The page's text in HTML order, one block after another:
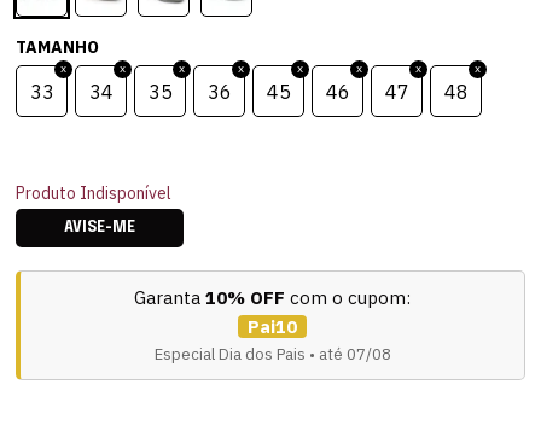
TAMANHO
33 34 35 36 45 46 47 48
Produto Indisponível
AVISE-ME
Garanta 10% OFF com o cupom:
Pai10
Especial Dia dos Pais • até 07/08